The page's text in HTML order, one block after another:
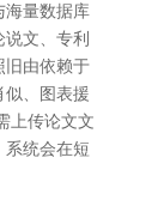
海量数据库
文、专利
旧由依赖于
似、图表援
上传论文文
系统会在短